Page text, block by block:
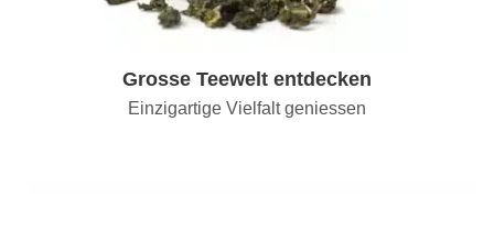
Grosse Teewelt entdecken
Einzigartige Vielfalt geniessen